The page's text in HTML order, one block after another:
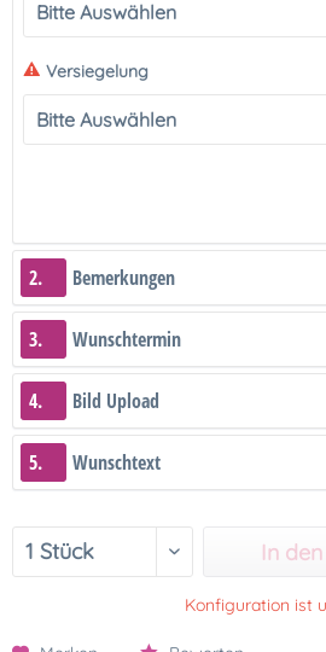
Versiegelung
2. Bemerkungen
3. Wunschtermin
4. Bild Upload
5. Wunschtext
In
Konfiguration ist